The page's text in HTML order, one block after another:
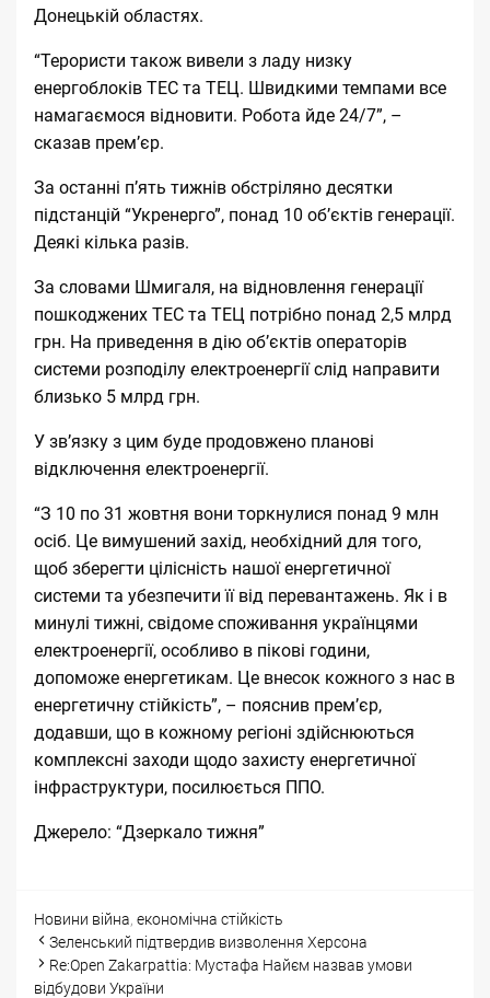
Донецькій областях.
“Терористи також вивели з ладу низку
енергоблоків ТЕС та ТЕЦ. Швидкими темпами все
намагаємося відновити. Робота йде 24/7”, –
сказав прем’єр.
За останні п’ять тижнів обстріляно десятки
підстанцій “Укренерго”, понад 10 об’єктів генерації.
Деякі кілька разів.
За словами Шмигаля, на відновлення генерації
пошкоджених ТЕС та ТЕЦ потрібно понад 2,5 млрд
грн. На приведення в дію об’єктів операторів
системи розподілу електроенергії слід направити
близько 5 млрд грн.
У зв’язку з цим буде продовжено планові
відключення електроенергії.
“З 10 по 31 жовтня вони торкнулися понад 9 млн
осіб. Це вимушений захід, необхідний для того,
щоб зберегти цілісність нашої енергетичної
системи та убезпечити її від перевантажень. Як і в
минулі тижні, свідоме споживання українцями
електроенергії, особливо в пікові години,
допоможе енергетикам. Це внесок кожного з нас в
енергетичну стійкість”, – пояснив прем’єр,
додавши, що в кожному регіоні здійснюються
комплексні заходи щодо захисту енергетичної
інфраструктури, посилюється ППО.
Джерело: “Дзеркало тижня”
Categories
Новини Tags
війна, економічна стійкість
Post
navigation
Зеленський підтвердив визволення Херсона
Re:Open Zakarpattia: Мустафа Найєм назвав умови
відбудови України